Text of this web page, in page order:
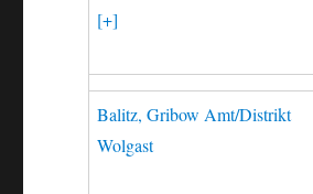
[+]
Balitz, Gribow Amt/Distrikt
Wolgast